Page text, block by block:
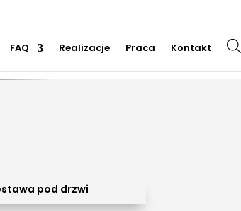
FAQ Realizacje Praca Kontakt
imprez plenerowych, piana party, popcorn, wata cukrowa, granita,
pod drzwi